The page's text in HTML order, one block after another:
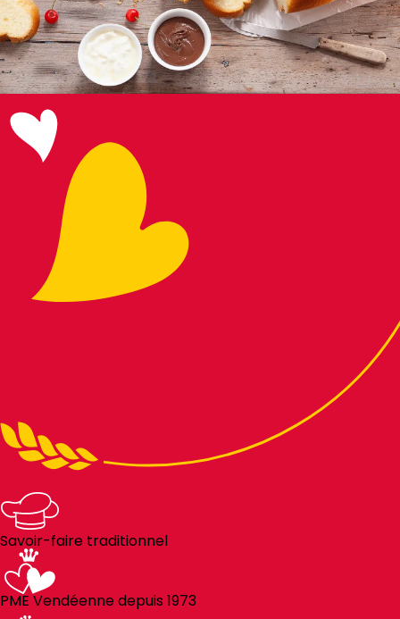
Savoir-faire traditionnel
PME Vendéenne depuis 1973